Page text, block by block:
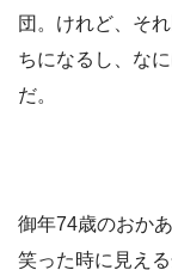
団。けれど、そ
ちになるし、な
だ。
御年74歳のおか
笑った時に見え